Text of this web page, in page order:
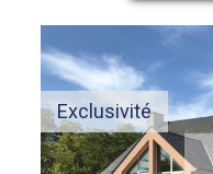
Exclusivité